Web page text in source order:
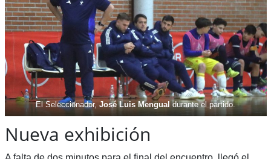
El Seleccionador,José Luis Mengualdurante el partido.
Nueva exhibición